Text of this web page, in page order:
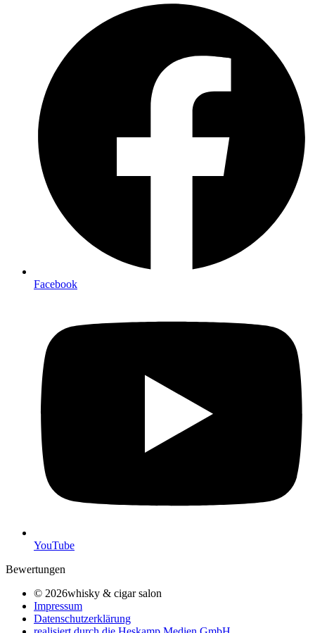
Facebook
YouTube
Bewertungen
© 2026whisky & cigar salon
Impressum
Datenschutzerklärung